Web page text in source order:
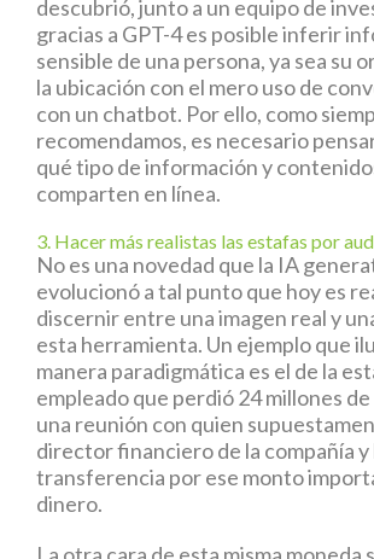
descubrió, junto a un equipo de
gracias a GPT-4 es posible inferir
sensible de una persona, ya sea su
la ubicación con el mero uso de
con un chatbot. Por ello, como
recomendamos, es necesario
qué tipo de información y
comparten en línea.
3. Hacer más realistas las estafas por
No es una novedad que la IA
evolucionó a tal punto que hoy es
discernir entre una imagen real y
esta herramienta. Un ejemplo que
manera paradigmática es el de la
empleado que perdió 24 millones
una reunión con quien
director financiero de la compañía y
transferencia por ese monto
dinero.